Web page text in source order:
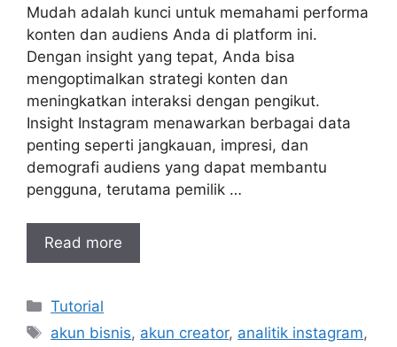
Mudah adalah kunci untuk memahami performa
konten dan audiens Anda di platform ini.
Dengan insight yang tepat, Anda bisa
mengoptimalkan strategi konten dan
meningkatkan interaksi dengan pengikut.
Insight Instagram menawarkan berbagai data
penting seperti jangkauan, impresi, dan
demografi audiens yang dapat membantu
pengguna, terutama pemilik …
Read more
Categories
Tutorial
Tags
akun bisnis, akun creator, analitik instagram,